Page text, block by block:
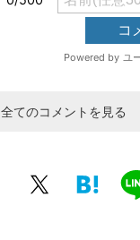
全てのコメントを見る